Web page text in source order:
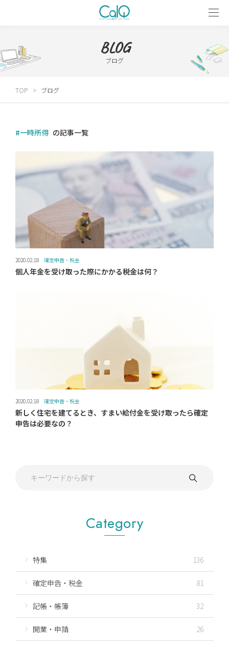
BLOG
ブログ
TOP ブログ
#一時所得 の記事一覧
2020.02.18 確定申告・税金
個人年金を受け取った際にかかる税金は何？
2020.02.18 確定申告・税金
新しく住宅を建てるとき、すまい給付金を受け取ったら確定
申告は必要なの？
Category
特集 136
確定申告・税金 81
記帳・帳簿 32
開業・申請 26